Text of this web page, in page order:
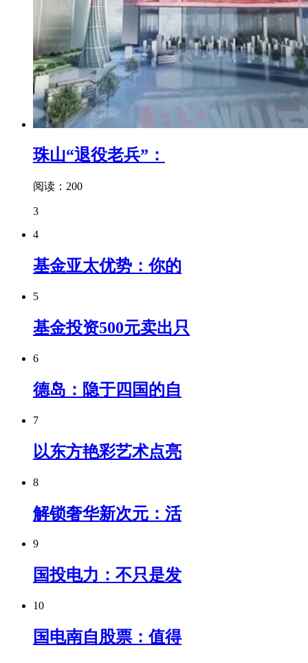
珠山“退役老兵”：
阅读：200
3
4
基金亚太优势：你的
5
基金投资500元卖出只
6
德岛：隐于四国的自
7
以东方艳彩艺术点亮
8
解锁奢华新次元：活
9
国投电力：不只是发
10
国电南自股票：值得